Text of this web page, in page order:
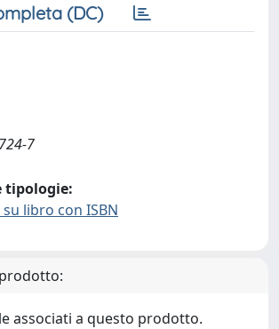
(DC)
7
tipologie:
libro con ISBN
associati a questo prodotto.